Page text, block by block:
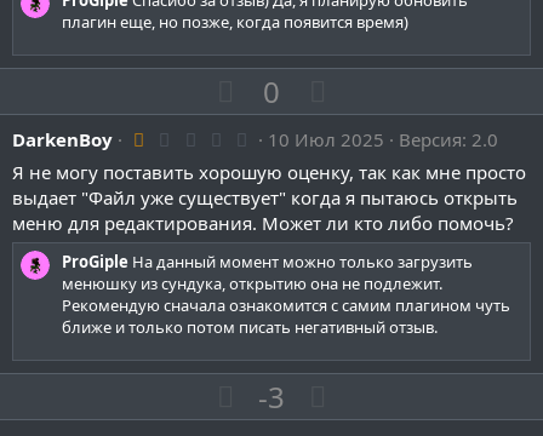
о
с
о
с
ы
й
о
л
о
с
ы
й
о
л
о
с
плагин еще, но позже, когда появится время)
П
о
з
и
т
и
в
н
ы
й
г
о
0
е
г
а
т
и
в
н
ы
й
г
о
DarkenBoy 1
0
0
з
в
ё
з
д
10 Июл 2025
Версия: 2.0
Я не могу поставить хорошую оценку, так как мне просто
выдает "Файл уже существует" когда я пытаюсь открыть
меню для редактирования. Может ли кто либо помочь?
ProGiple На данный момент можно только загрузить
менюшку из сундука, открытию она не подлежит.
Рекомендую сначала ознакомится с самим плагином чуть
ближе и только потом писать негативный отзыв.
П
о
-3
е